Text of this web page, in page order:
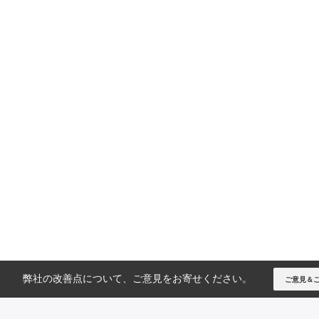
弊社の改善点について、ご意見をお寄せください。 ご意見＆